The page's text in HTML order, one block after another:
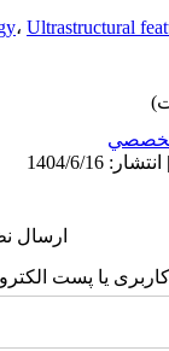
، Ultrastructural
ارسال
کاربری یا پست